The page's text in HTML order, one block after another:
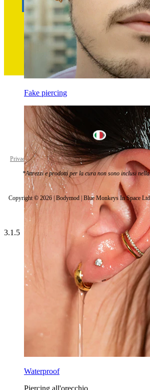
Fake piercing
Waterproof
Piercing all'orecchio
Privacy policy Cookie settings
*Attrezzi e prodotti per la cura non sono inclusi
Copyright © 2026 | Bodymod | Blue Monkeys In Space
3.1.5